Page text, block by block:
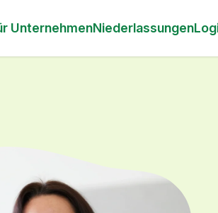
UnternehmenNiederlassungen